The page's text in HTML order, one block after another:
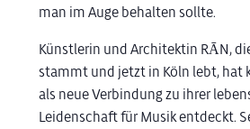
man im Auge behalten sollte.
Künstlerin und Architektin RĀN,
stammt und jetzt in Köln lebt, hat
als neue Verbindung zu ihrer
Leidenschaft für Musik entdeckt.